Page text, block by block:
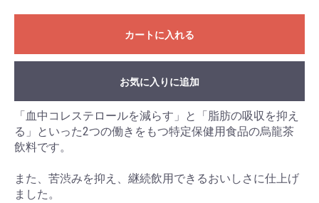
カートに入れる
お気に入りに追加
「血中コレステロールを減らす」と「脂肪の吸収を抑え
る」といった2つの働きをもつ特定保健用食品の烏龍茶
飲料です。
また、苦渋みを抑え、継続飲用できるおいしさに仕上げ
ました。